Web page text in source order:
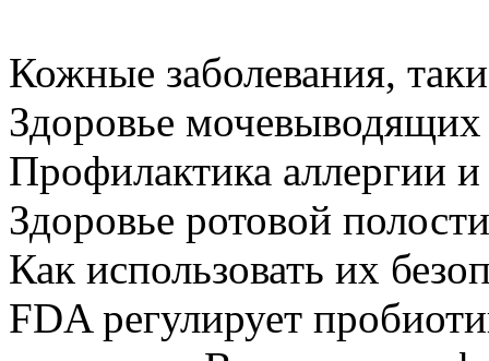
Кожные заболевания,
Здоровье
Профилактика аллергии
Здоровье ротовой полости
Как использовать их
FDA регулирует